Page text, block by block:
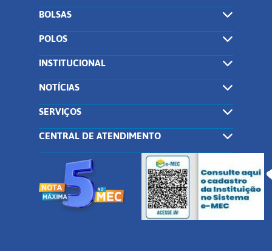
BOLSAS
POLOS
INSTITUCIONAL
NOTÍCIAS
SERVIÇOS
CENTRAL DE ATENDIMENTO